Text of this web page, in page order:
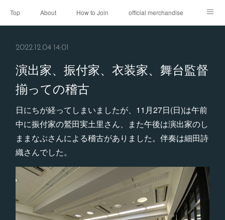
Top About How to Join official merchandise
2022.12.04 14:01
演出家、振付家、衣装家、舞台監督
揃っての稽古
日にちが経ってしまいましたが、11月27日(日)は午前
中に振付家の鷲田実土里さん、また午後は演出家のし
ままなぶさんによる稽古がありました。伴奏は細田詩
織さんでした。